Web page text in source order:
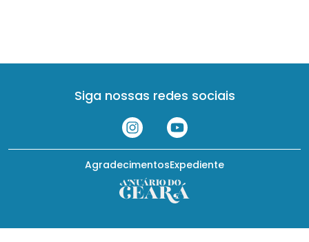
Siga nossas redes sociais
Expediente
Agradecimentos